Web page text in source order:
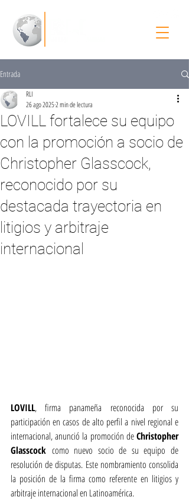
Entrada
LOVILL fortalece su equipo
con la promoción a socio de
Christopher Glasscock,
reconocido por su
destacada trayectoria en
litigios y arbitraje
internacional
RLI
26 ago 20252 min de lectura
LOVILL, firma panameña reconocida por su
participación en casos de alto perfil a nivel regional e
internacional, anunció la promoción de Christopher
Glasscock como nuevo socio de su equipo de
resolución de disputas. Este nombramiento consolida
la posición de la firma como referente en litigios y
arbitraje internacional en Latinoamérica.